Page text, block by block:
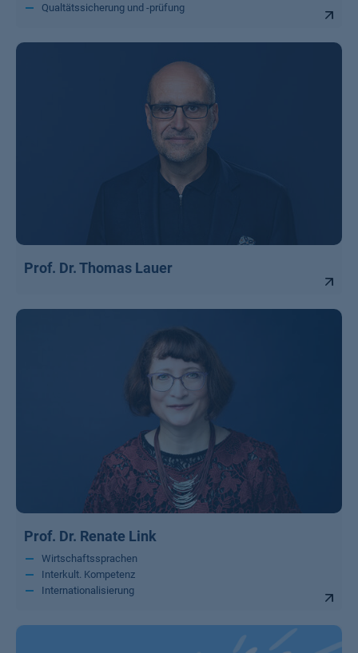
Qualtätssicherung und -prüfung
Prof. Dr. Thomas Lauer
Prof. Dr. Renate Link
Wirtschaftssprachen
Interkult. Kompetenz
Internationalisierung